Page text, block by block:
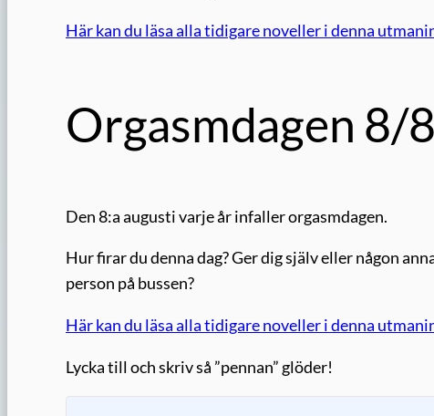
Här kan du läsa alla tidigare noveller i denna
Orgasmdagen 8/8
Den 8:a augusti varje år infaller orgasmdagen.
Hur firar du denna dag? Ger dig själv eller någon
person på bussen?
Här kan du läsa alla tidigare noveller i denna
Lycka till och skriv så ”pennan” glöder!